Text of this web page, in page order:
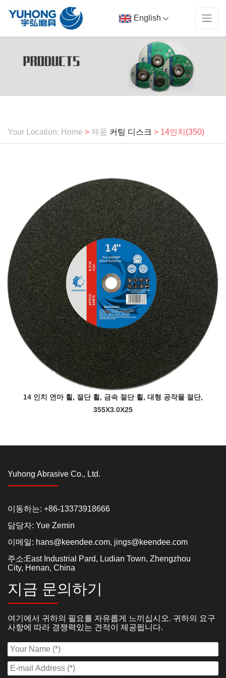
English
Your Location: Home > 제품 커팅 디스크 > 14인치(350)
14 인치 연마 휠, 절단 휠, 금속 절단 휠, 대형 공작물 절단,
355X3.0X25
Yuhong Abrasive Co., Ltd.
이동하는: +86-13373918666
담당자: Yue Zemin
이메일: hans@keendee.com, jings@keendee.com
주소:East Industrial Pard, Ludian Town, Zhengzhou
City, Henan, China
지금 문의하기
여기에서 귀하의 필요를 자유롭게 느끼십시오. 귀하의 요구
사항에 따라 경쟁력있는 견적이 제공됩니다.